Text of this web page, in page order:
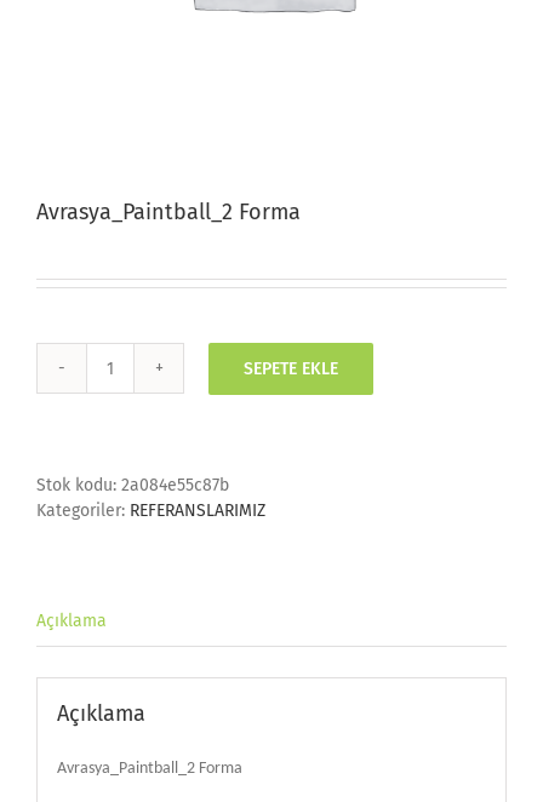
Avrasya_Paintball_2 Forma
Avrasya_Paintball_2
SEPETE EKLE
Stok kodu: 2a084e55c87b
Kategoriler: REFERANSLARIMIZ
Açıklama
Açıklama
Avrasya_Paintball_2 Forma